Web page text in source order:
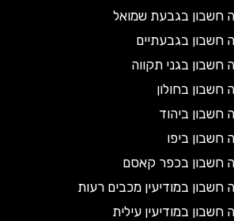
בגבעת שמואל
בגבעתיים
בגני תקווה
בחולון
ביהוד
ביפו
בכפר קאסם
במודיעין מכבים רעות
במודיעין עילית